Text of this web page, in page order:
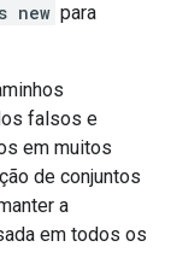
new para
falsos e
em muitos
de conjuntos
a
em todos os